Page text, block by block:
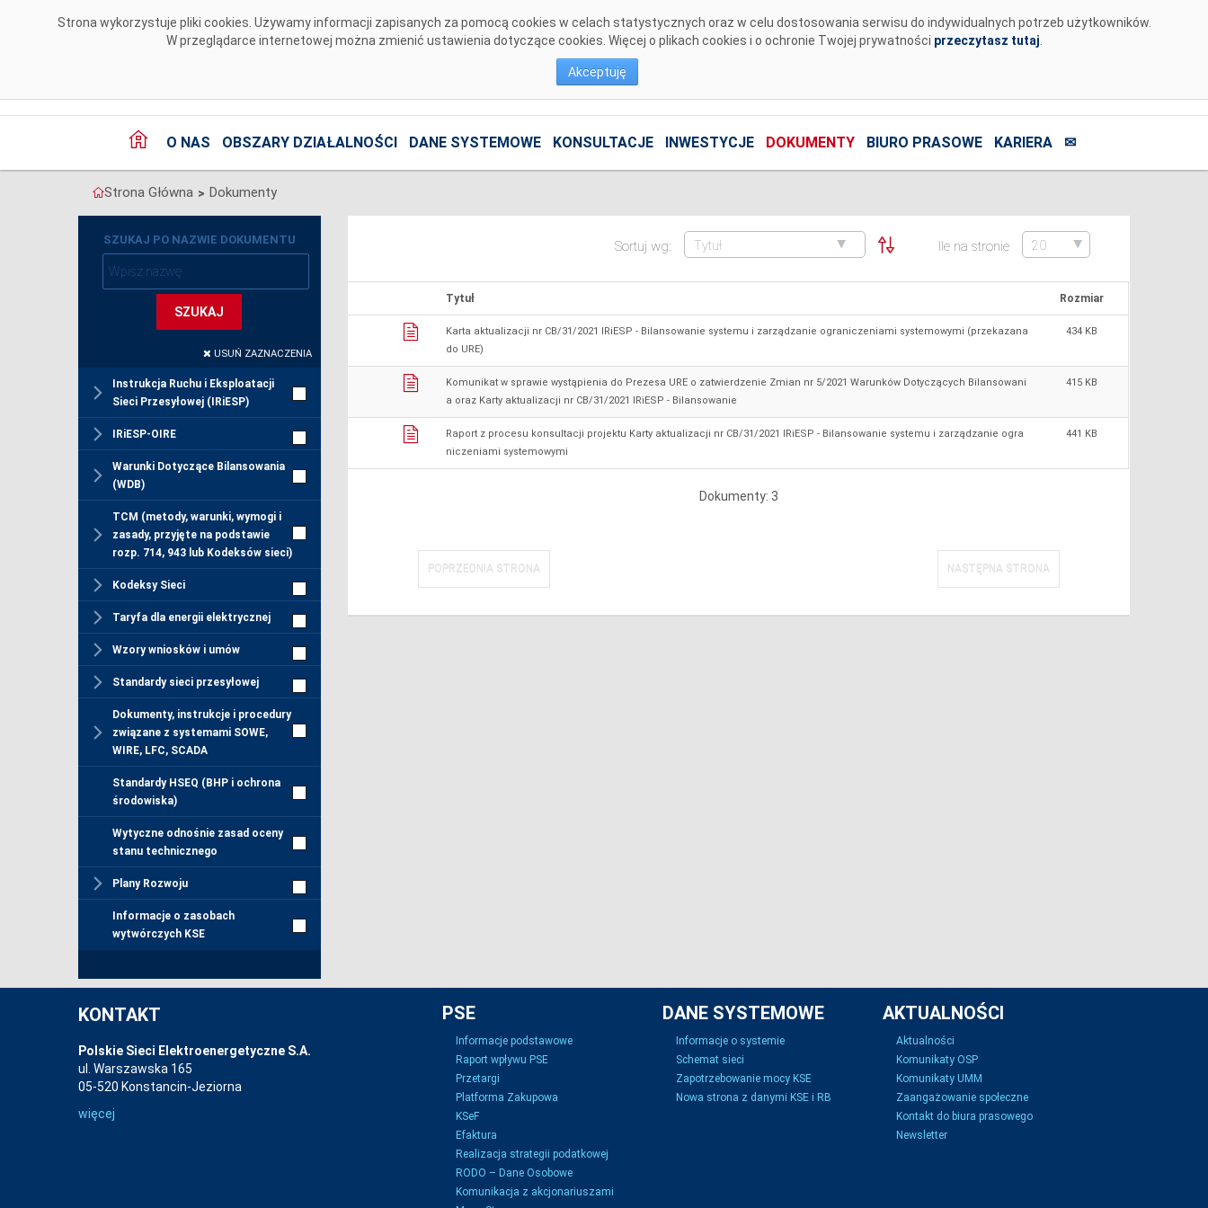
Strona wykorzystuje pliki cookies. Używamy informacji zapisanych za pomocą cookies w celach statystycznych oraz w celu dostosowania serwisu do indywidualnych potrzeb użytkowników.
W przeglądarce internetowej można zmienić ustawienia dotyczące cookies. Więcej o plikach cookies i o ochronie Twojej prywatności przeczytasz tutaj
Akceptuję
O NAS OBSZARY DZIAŁALNOŚCI DANE SYSTEMOWE KONSULTACJE INWESTYCJE DOKUMENTY BIURO PRASOWE KARIERA ✉
Strona Główna > Dokumenty
SZUKAJ PO NAZWIE DOKUMENTU
SZUKAJ
USUŃ ZAZNACZENIA
Instrukcja Ruchu i Eksploatacji
Sieci Przesyłowej (IRiESP)
IRiESP-OIRE
Warunki Dotyczące Bilansowania
(WDB)
TCM (metody, warunki, wymogi i
zasady, przyjęte na podstawie
rozp. 714, 943 lub Kodeksów sieci)
Kodeksy Sieci
Taryfa dla energii elektrycznej
Wzory wniosków i umów
Standardy sieci przesyłowej
Dokumenty, instrukcje i procedury
związane z systemami SOWE,
WIRE, LFC, SCADA
Standardy HSEQ (BHP i ochrona
środowiska)
Wytyczne odnośnie zasad oceny
stanu technicznego
Plany Rozwoju
Informacje o zasobach
wytwórczych KSE
Sortuj wg: Ile na stronie
Tytuł Rozmiar
Karta aktualizacji nr CB/31/2021 IRiESP - Bilansowanie systemu i zarządzanie ograniczeniami systemowymi (przekazana
do URE)
434 KB
Komunikat w sprawie wystąpienia do Prezesa URE o zatwierdzenie Zmian nr 5/2021 Warunków Dotyczących Bilansowani
a oraz Karty aktualizacji nr CB/31/2021 IRiESP - Bilansowanie
415 KB
Raport z procesu konsultacji projektu Karty aktualizacji nr CB/31/2021 IRiESP - Bilansowanie systemu i zarządzanie ogra
niczeniami systemowymi
441 KB
Dokumenty: 3
POPRZEDNIA STRONA NASTĘPNA STRONA
KONTAKT
Polskie Sieci Elektroenergetyczne S.A.
ul. Warszawska 165
05-520 Konstancin-Jeziorna
więcej
PSE
Informacje podstawowe
Raport wpływu PSE
Przetargi
Platforma Zakupowa
KSeF
Efaktura
Realizacja strategii podatkowej
RODO – Dane Osobowe
Komunikacja z akcjonariuszami
DANE SYSTEMOWE
Informacje o systemie
Schemat sieci
Zapotrzebowanie mocy KSE
Nowa strona z danymi KSE i RB
AKTUALNOŚCI
Aktualności
Komunikaty OSP
Komunikaty UMM
Zaangażowanie społeczne
Kontakt do biura prasowego
Newsletter